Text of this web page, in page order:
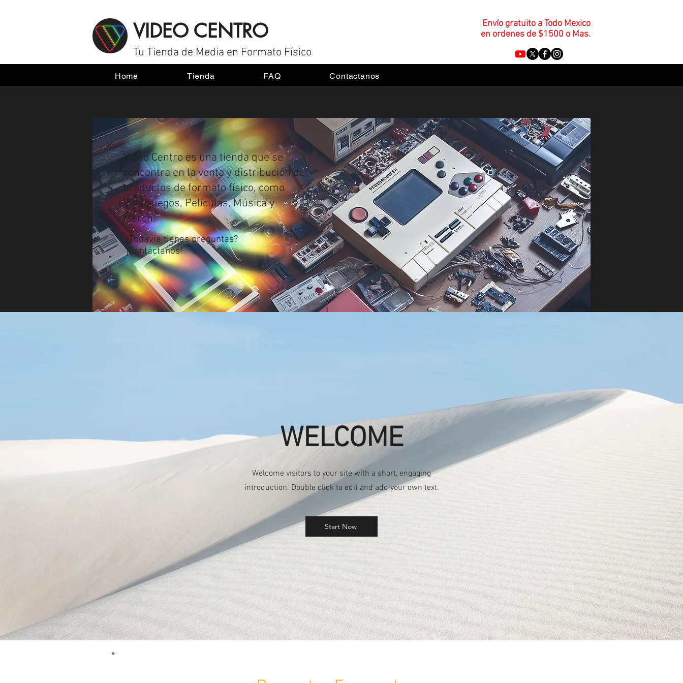
VIDEO CENTRO
Tu Tienda de Media en Formato Físico
Envío gratuito a Todo Mexico
en ordenes de $1500 o Mas.
Home Tienda FAQ Contactanos
Video Centro es una tienda que se
concentra en la venta y distribución de
productos de formato físico, como
Videojuegos, Películas, Música y
Merch.
¿Todavía tienes preguntas?
¡Contáctanos!
WELCOME
Welcome visitors to your site with a short, engaging
introduction. Double click to edit and add your own text.
Start Now